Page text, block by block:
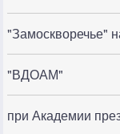
"Замоскворечье"
"ВДОАМ"
при Академии